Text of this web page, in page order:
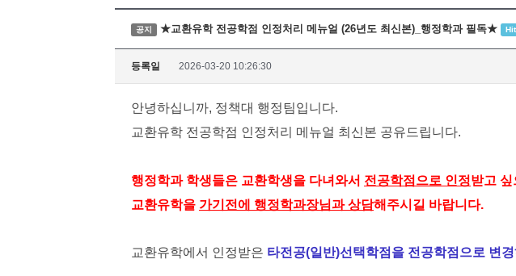
공지 ★교환유학 전공학점 인정처리 메뉴얼 (26년도 최신본)_행정학과 필독★
등록일 2026-03-20 10:26:30
안녕하십니까, 정책대 행정팀입니다.
교환유학 전공학점 인정처리 메뉴얼 최신본 공유드립니다.
행정학과 학생들은 교환학생을 다녀와서 전공학점으로 인정받고
교환유학을 가기전에 행정학과장님과 상담해주시길 바랍니다.
교환유학에서 인정받은 타전공(일반)선택학점을 전공학점으로 변